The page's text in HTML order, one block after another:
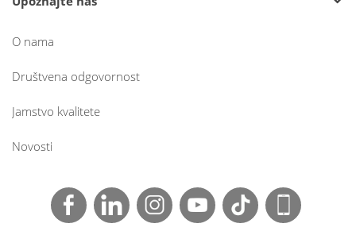
O nama
Društvena odgovornost
Jamstvo kvalitete
Novosti